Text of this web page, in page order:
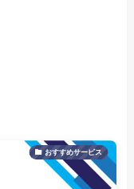
おすすめサービス